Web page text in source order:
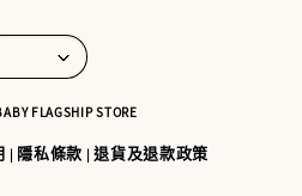
FLAGSHIP STORE
| 隱私條款 |退貨及退款政策